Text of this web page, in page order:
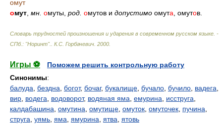
омут
омут мн. омуты, род. омутов и допустимо омута , омутов.
Словарь трудностей произношения и ударения в современном русском языке. -
СПб.: "Норинт".
К.С. Горбачевич 2000
Игры ⚽
Поможем решить контрольную работу
Синонимы:
балуда бездна богот, бочаг, букалище бучало бучило вадега
вир водега водоворот, водяная яма емурина исструга
калдабашина омутина омутище омуток омуточек пучина
струга уямь яма ямурина ятва ятовь